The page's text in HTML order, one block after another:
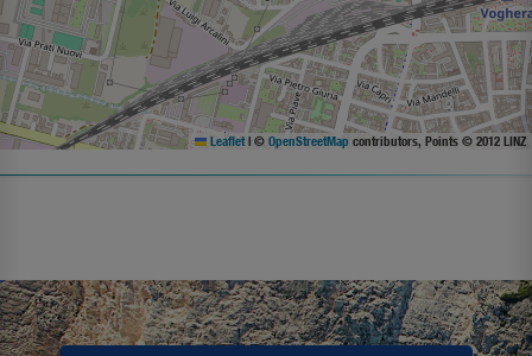
Leaflet | © OpenStreetMap contributors, Points © 2012 LINZ